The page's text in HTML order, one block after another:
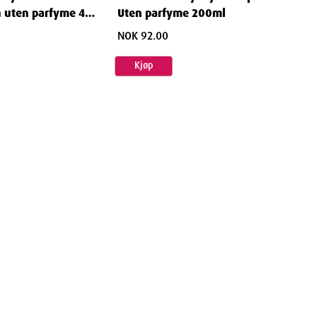
uten parfyme 400
Uten parfyme 200ml
NOK 92.00
Kjøp